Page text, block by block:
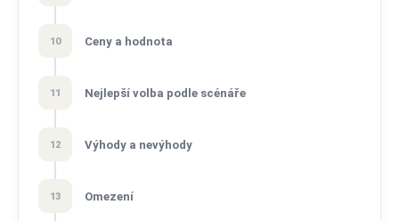
10 Ceny a hodnota
11 Nejlepší volba podle scénáře
12 Výhody a nevýhody
13 Omezení